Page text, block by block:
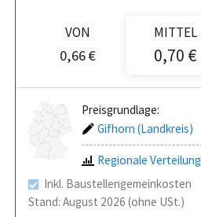
VON
0,66 €
MITTEL
0,70 €
Preisgrundlage:
Gifhorn (Landkreis)
Regionale Verteilung
Inkl. Baustellengemeinkosten
Stand: August 2026 (ohne USt.)